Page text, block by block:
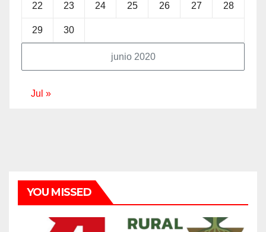
junio 2020
22 23 24 25 26 27 28
29 30
Jul »
YOU MISSED